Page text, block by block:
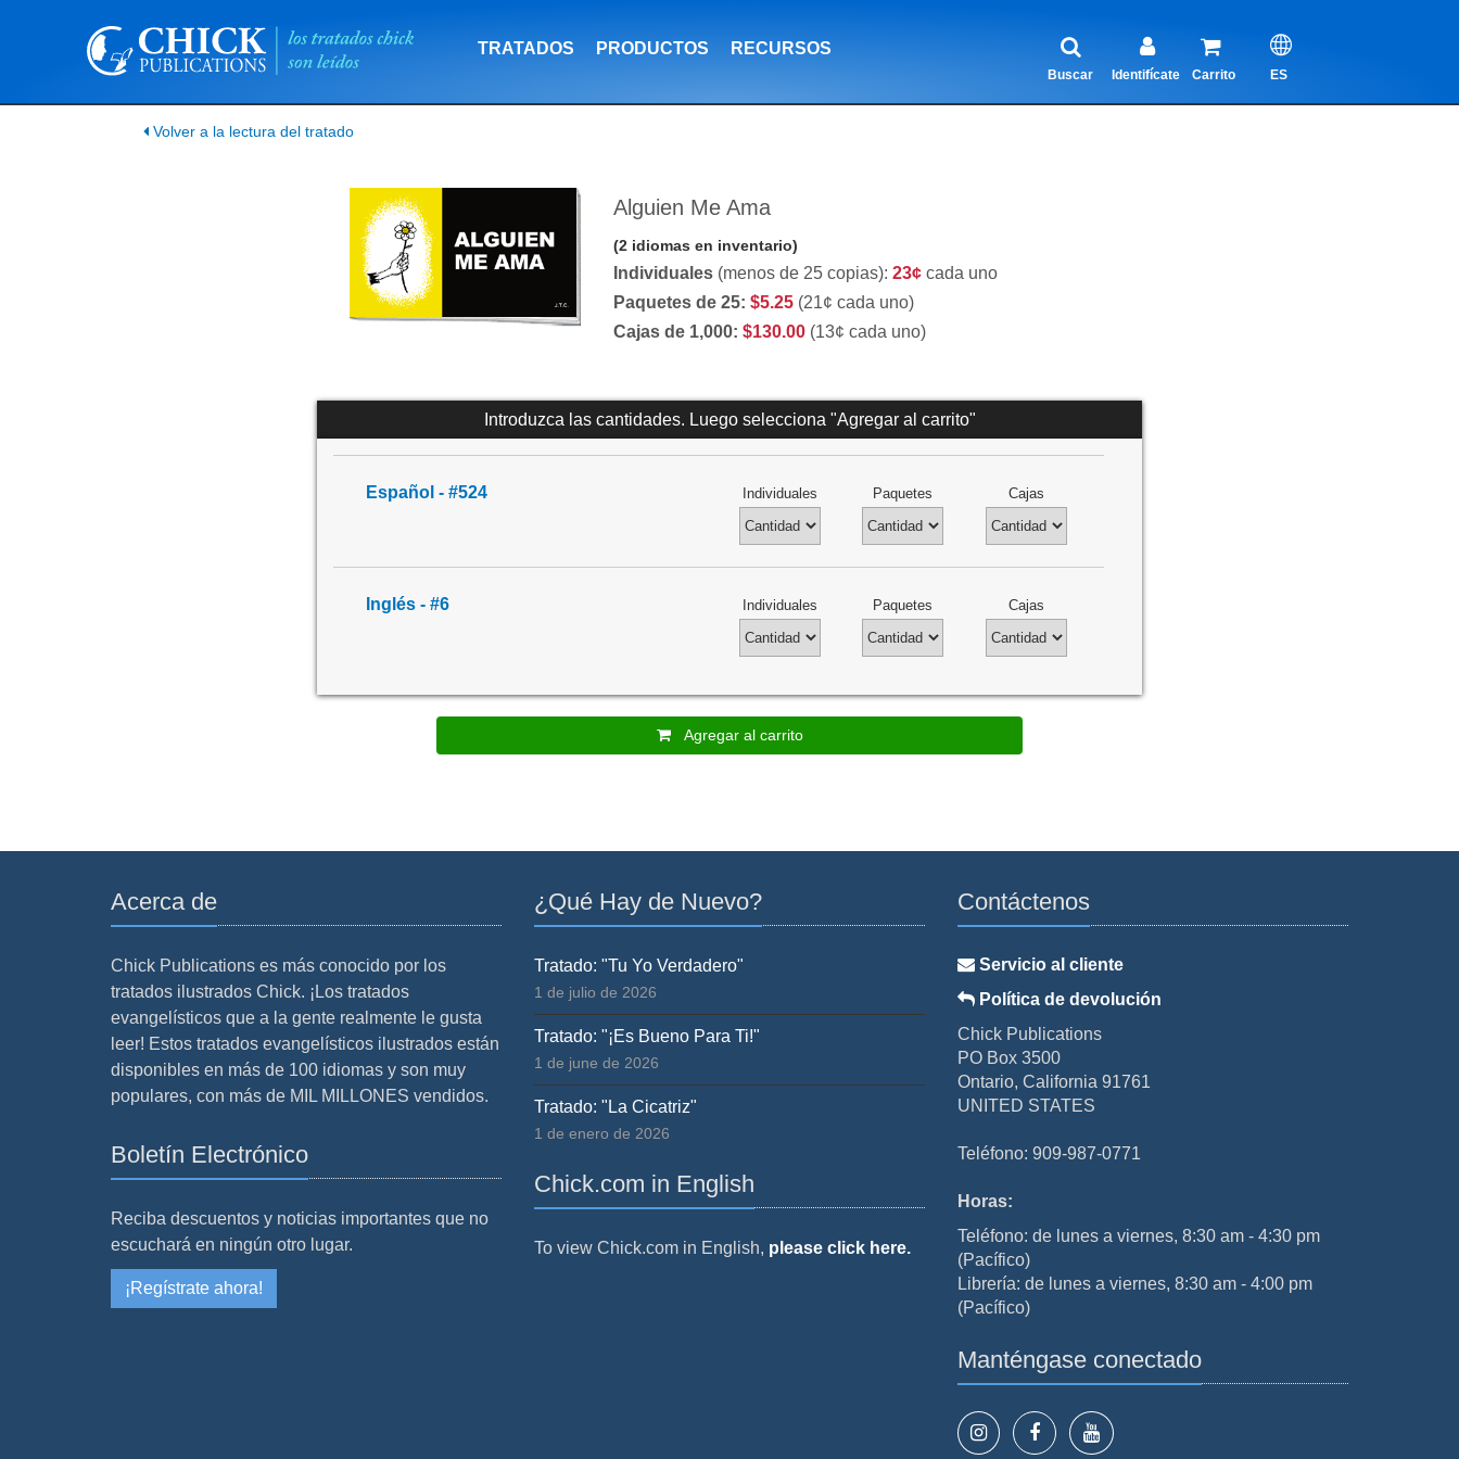
TRATADOS PRODUCTOS RECURSOS
Buscar Identifícate Carrito ES
Volver a la lectura del tratado
Alguien Me Ama
(2 idiomas en inventario)
Individuales (menos de 25 copias):23¢ cada uno
Paquetes de 25: $5.25 (21¢ cada uno)
Cajas de 1,000: $130.00 (13¢ cada uno)
Introduzca las cantidades. Luego selecciona "Agregar al carrito"
Español - #524 Individuales Paquetes Cajas
Inglés - #6 Individuales Paquetes Cajas
Agregar al carrito
Acerca de
Chick Publications es más conocido por los
tratados ilustrados Chick. ¡Los tratados
evangelísticos que a la gente realmente le gusta
leer! Estos tratados evangelísticos ilustrados están
disponibles en más de 100 idiomas y son muy
populares, con más de MIL MILLONES vendidos.
Boletín Electrónico
Reciba descuentos y noticias importantes que no
escuchará en ningún otro lugar.
¡Regístrate ahora!
¿Qué Hay de Nuevo?
Tratado: "Tu Yo Verdadero"
1 de julio de 2026
Tratado: "¡Es Bueno Para Ti!"
1 de june de 2026
Tratado: "La Cicatriz"
1 de enero de 2026
Chick.com in English
To view Chick.com in English, please click here.
Contáctenos
Servicio al cliente
Política de devolución
Chick Publications
PO Box 3500
Ontario, California 91761
UNITED STATES
Teléfono: 909-987-0771
Horas:
Teléfono: de lunes a viernes, 8:30 am - 4:30 pm
(Pacífico)
Librería: de lunes a viernes, 8:30 am - 4:00 pm
(Pacífico)
Manténgase conectado